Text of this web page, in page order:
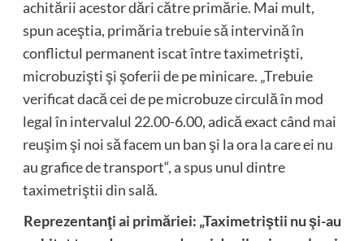
achitării acestor dări către primărie. Mai mult,
spun aceştia, primăria trebuie să intervină în
conflictul permanent iscat între taximetrişti,
microbuzişti şi şoferii de pe minicare. „Trebuie
verificat dacă cei de pe microbuze circulă în mod
legal în intervalul 22.00-6.00, adică exact când mai
reuşim şi noi să facem un ban şi la ora la care ei nu
au grafice de transport“, a spus unul dintre
taximetriştii din sală.
Reprezentanţi ai primăriei: „Taximetriştii nu şi-au